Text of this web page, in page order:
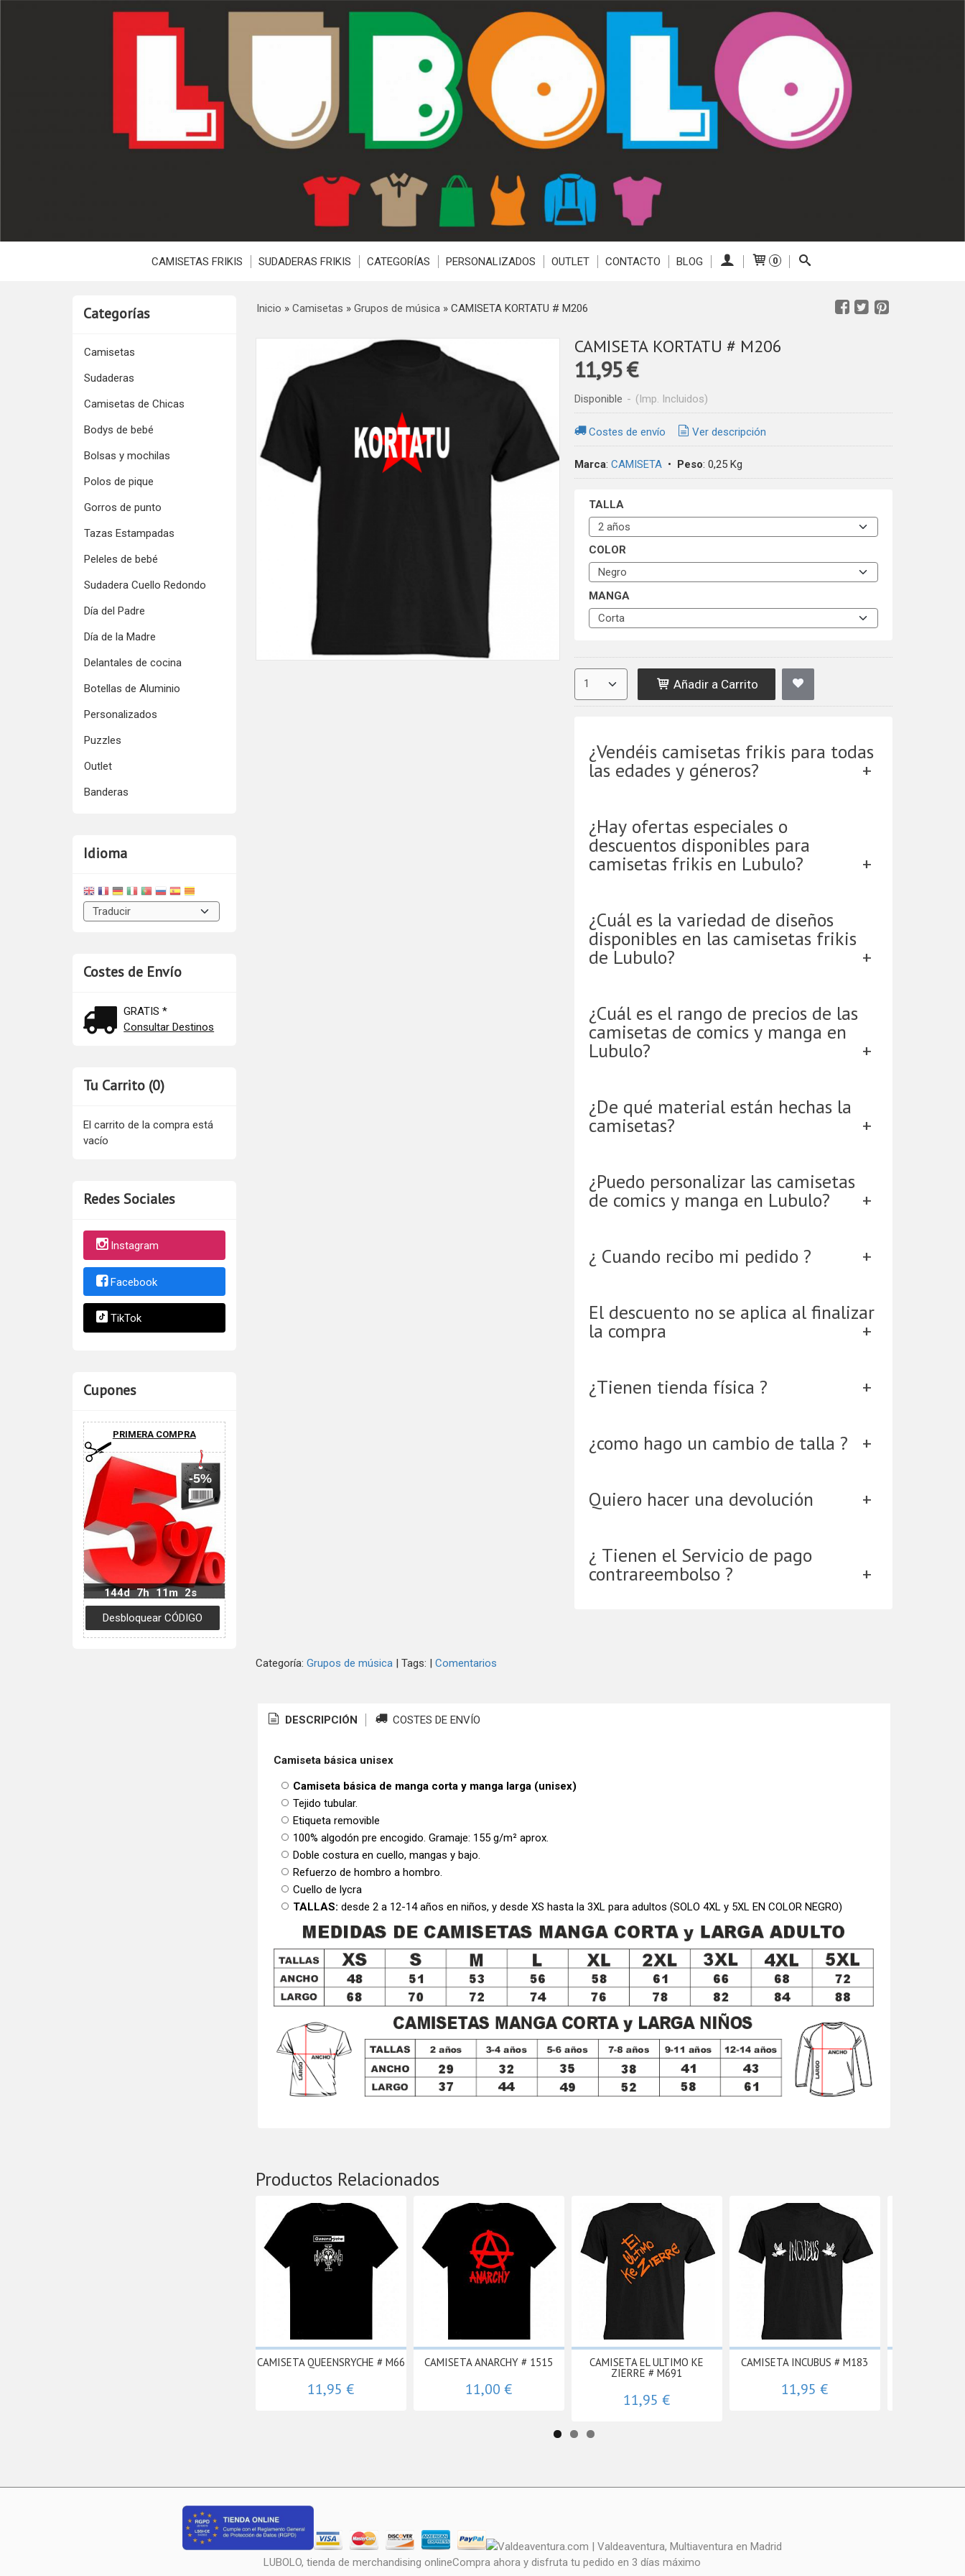
CAMISETAS FRIKIS SUDADERAS FRIKIS CATEGORÍAS PERSONALIZADOS OUTLET CONTACTO BLOG 0
Categorías
Camisetas
Sudaderas
Camisetas de Chicas
Bodys de bebé
Bolsas y mochilas
Polos de pique
Gorros de punto
Tazas Estampadas
Peleles de bebé
Sudadera Cuello Redondo
Día del Padre
Día de la Madre
Delantales de cocina
Botellas de Aluminio
Personalizados
Puzzles
Outlet
Banderas
Idioma
Costes de Envío
GRATIS *
Consultar Destinos
Tu Carrito (0)
El carrito de la compra está
vacío
Redes Sociales
Instagram
Facebook
TikTok
Cupones
PRIMERA COMPRA
-5%
144d 7h 11m 1s
Inicio » Camisetas » Grupos de música» CAMISETA KORTATU # M206
CAMISETA KORTATU # M206
11,95 €
Disponible - (Imp. Incluidos)
Costes de envío Ver descripción
Marca: CAMISETA• Peso: 0,25 Kg
TALLA
COLOR
MANGA
Añadir a Carrito
¿Vendéis camisetas frikis para todas
las edades y géneros?
¿Hay ofertas especiales o
descuentos disponibles para
camisetas frikis en Lubulo?
¿Cuál es la variedad de diseños
disponibles en las camisetas frikis
de Lubulo?
¿Cuál es el rango de precios de las
camisetas de comics y manga en
Lubulo?
¿De qué material están hechas la
camisetas?
¿Puedo personalizar las camisetas
de comics y manga en Lubulo?
¿ Cuando recibo mi pedido ?
El descuento no se aplica al finalizar
la compra
¿Tienen tienda física ?
¿como hago un cambio de talla ?
Quiero hacer una devolución
¿ Tienen el Servicio de pago
contrareembolso ?
Categoría: Grupos de música| Tags: | Comentarios
DESCRIPCIÓN COSTES DE ENVÍO
Camiseta básica unisex
Camiseta básica de manga corta y manga larga (unisex)
Tejido tubular.
Etiqueta removible
100% algodón pre encogido. Gramaje: 155 g/m² aprox.
Doble costura en cuello, mangas y bajo.
Refuerzo de hombro a hombro.
Cuello de lycra
TALLAS: desde 2 a 12-14 años en niños, y desde XS hasta la 3XL para adultos (SOLO 4XL y 5XL EN COLOR NEGRO)
Productos Relacionados
CAMISETA QUEENSRYCHE # M66
11,95 €
CAMISETA ANARCHY # 1515
11,00 €
CAMISETA EL ULTIMO KE
ZIERRE # M691
11,95 €
CAMISETA INCUBUS # M183
11,95 €
LUBOLO, tienda de merchandising onlineCompra ahora y disfruta tu pedido en 3 días máximo